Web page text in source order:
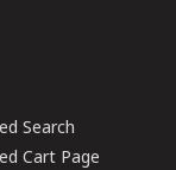
Search
Cart Page